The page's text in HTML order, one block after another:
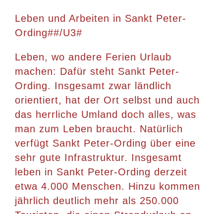
Leben und Arbeiten in Sankt Peter-
Ording##/U3#
Leben, wo andere Ferien Urlaub
machen: Dafür steht Sankt Peter-
Ording. Insgesamt zwar ländlich
orientiert, hat der Ort selbst und auch
das herrliche Umland doch alles, was
man zum Leben braucht. Natürlich
verfügt Sankt Peter-Ording über eine
sehr gute Infrastruktur. Insgesamt
leben in Sankt Peter-Ording derzeit
etwa 4.000 Menschen. Hinzu kommen
jährlich deutlich mehr als 250.000